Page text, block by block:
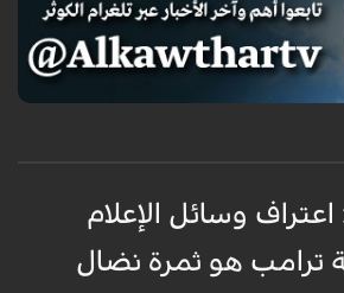
وسائل الإعلام
ترامب هو ثمرة نضال